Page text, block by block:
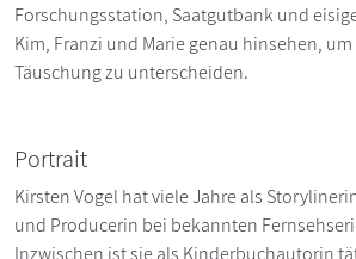
Forschungsstation, Saatgutbank und
Kim, Franzi und Marie genau hinsehen,
Täuschung zu unterscheiden.
Portrait
Kirsten Vogel hat viele Jahre als
und Producerin bei bekannten
Inzwischen ist sie als Kinderbuchautorin